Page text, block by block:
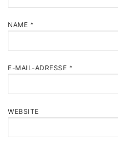
NAME *
E-MAIL-ADRESSE *
WEBSITE